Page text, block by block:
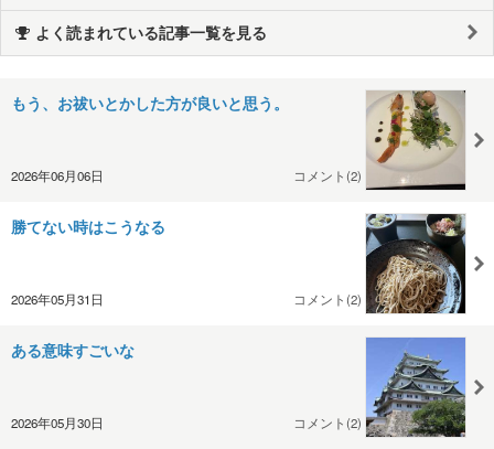
よく読まれている記事一覧を見る
もう、お祓いとかした方が良いと思う。
2026年06月06日 コメント(2)
勝てない時はこうなる
2026年05月31日 コメント(2)
ある意味すごいな
2026年05月30日 コメント(2)